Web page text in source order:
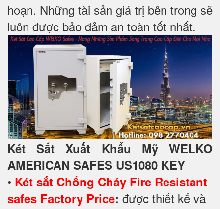
hoạn. Những tài sản giá trị bên trong sẽ
luôn được bảo đảm an toàn tốt nhất.
Két Sắt Xuất Khẩu Mỹ WELKO
AMERICAN SAFES US1080 KEY
• Két sắt Chống Cháy Fire Resistant
safes Factory Price‎: được thiết kế và